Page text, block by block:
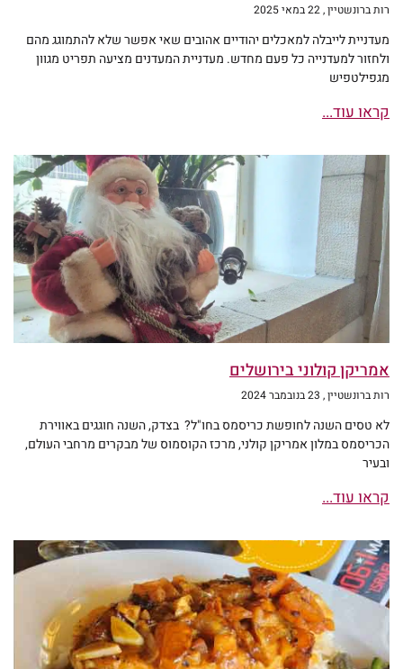
רות ברונשטיין 22 במאי 2025
מעדניית לייבלה למאכלים יהודיים אהובים שאי אפשר שלא להתמוגג מהם
ולחזור למעדנייה כל פעם מחדש. מעדניית המעדנים מציעה תפריט מגוון
מגפילטפיש
קראו עוד...
אמריקן קולוני בירושלים
רות ברונשטיין 23 בנובמבר 2024
לא טסים השנה לחופשת כריסמס בחו"ל? בצדק, השנה חוגגים באווירת
הכריסמס במלון אמריקן קולני, מרכז הקוסמוס של מבקרים מרחבי העולם,
ובעיר
קראו עוד...